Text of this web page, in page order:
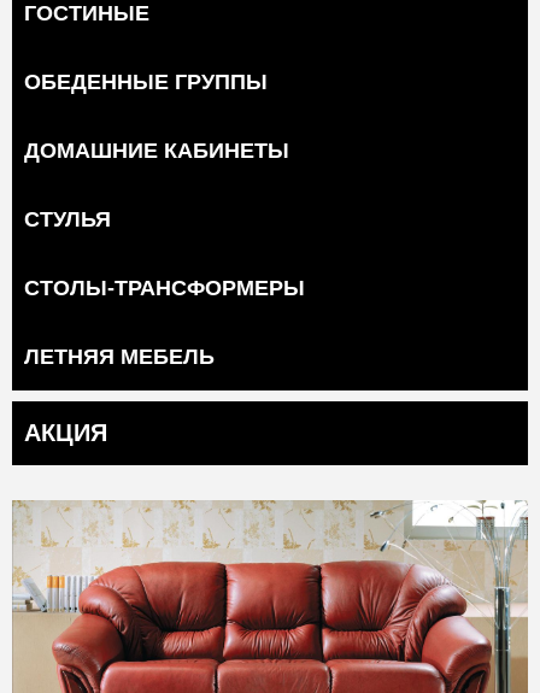
ГОСТИНЫЕ
ОБЕДЕННЫЕ ГРУППЫ
ДОМАШНИЕ КАБИНЕТЫ
СТУЛЬЯ
СТОЛЫ-ТРАНСФОРМЕРЫ
ЛЕТНЯЯ МЕБЕЛЬ
АКЦИЯ